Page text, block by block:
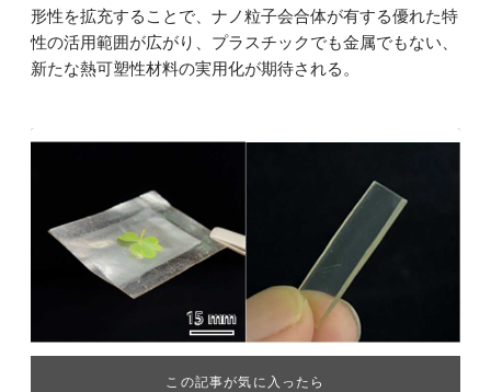
形性を拡充することで、ナノ粒子会合体が有する優れた特
性の活用範囲が広がり、プラスチックでも金属でもない、
新たな熱可塑性材料の実用化が期待される。
この記事が気に入ったら